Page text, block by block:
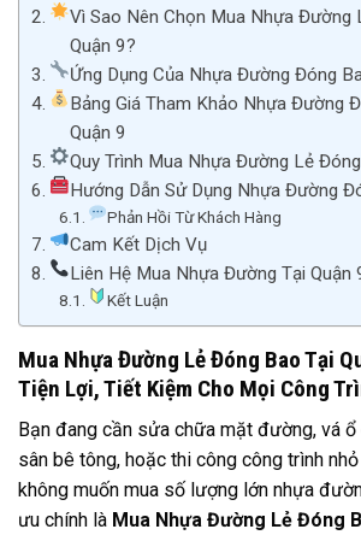
Vì Sao Nên Chọn Mua Nhựa Đường
Quận 9?
Ứng Dụng Của Nhựa Đường Đóng
Bảng Giá Tham Khảo Nhựa Đường
Quận 9
Quy Trình Mua Nhựa Đường Lẻ
Hướng Dẫn Sử Dụng Nhựa Đường
Phản Hồi Từ Khách Hàng
Cam Kết Dịch Vụ
Liên Hệ Mua Nhựa Đường Tại Quận
Kết Luận
Mua Nhựa Đường Lẻ Đóng Bao Tại
Tiện Lợi, Tiết Kiệm Cho Mọi Công
Bạn đang cần sửa chữa mặt đường, vá
sân bê tông, hoặc thi công công trình
không muốn mua số lượng lớn nhựa
ưu chính là Mua Nhựa Đường Lẻ Đóng